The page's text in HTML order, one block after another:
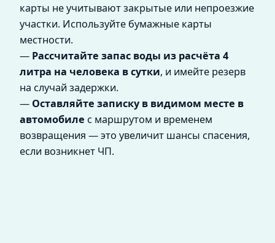
карты не учитывают закрытые или непроезжие
участки. Используйте бумажные карты
местности.
— Рассчитайте запас воды из расчёта 4
литра на человека в сутки, и имейте резерв
на случай задержки.
— Оставляйте записку в видимом месте в
автомобиле с маршрутом и временем
возвращения — это увеличит шансы спасения,
если возникнет ЧП.